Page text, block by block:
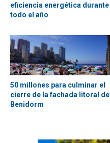
eficiencia energética durante
todo el año
50 millones para culminar el
cierre de la fachada litoral de
Benidorm